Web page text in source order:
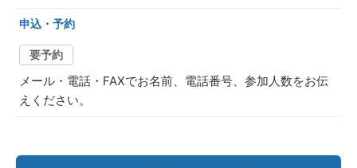
申込・予約
要予約
メール・電話・FAXでお名前、電話番号、参加人数をお伝
えください。